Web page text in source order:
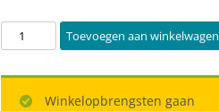
Voerpakket
voor
Waterschildpadden
Large
Toevoegen aan winkelwagen
Winkelopbrengsten gaan